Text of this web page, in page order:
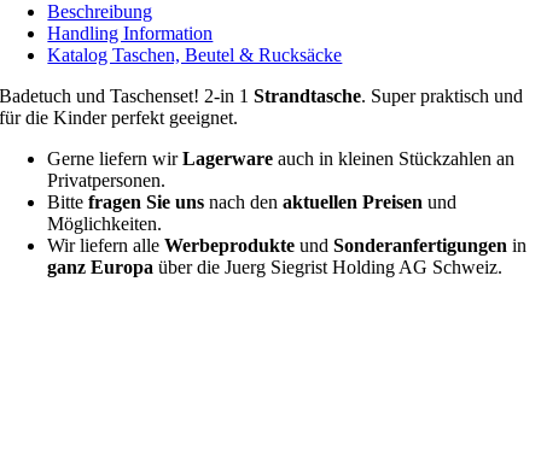
Beschreibung
Handling Information
Katalog Taschen, Beutel & Rucksäcke
Badetuch und Taschenset! 2-in 1Strandtasche. Super praktisch und
für die Kinder perfekt geeignet.
Gerne liefern wirLagerware auch in kleinen Stückzahlen an
Privatpersonen.
Bittefragen Sie uns nach den aktuellen Preisen und
Möglichkeiten.
Wir liefern alleWerbeprodukte undSonderanfertigungen in
ganz Europa über die Juerg Siegrist Holding AG Schweiz.